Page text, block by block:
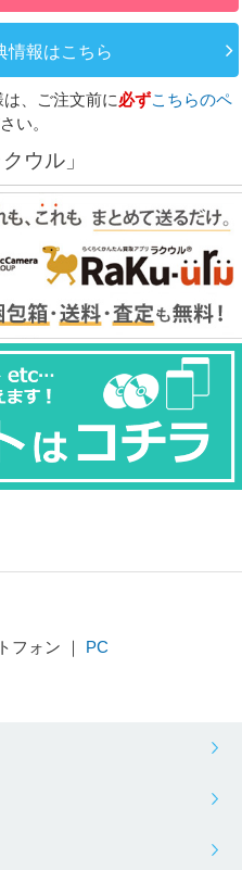
情報はこちら
、ご注文前に必ずこちらのペ
い。
ウル」
フォン ｜ PC